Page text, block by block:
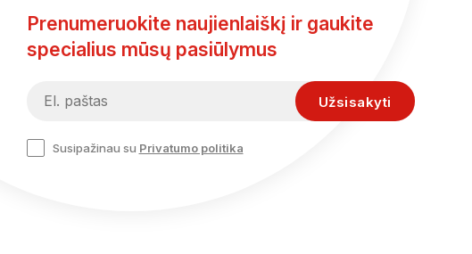
Prenumeruokite naujienlaiškį ir gaukite
specialius mūsų pasiūlymus
Susipažinau su Privatumo politika